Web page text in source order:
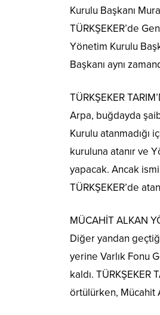
Kurulu Başkanı
TÜRKŞEKER’de
Yönetim Kurulu
Başkanı aynı
TÜRKŞEKER
Arpa, buğdayda
Kurulu atanmadığı
kuruluna atanır ve
yapacak. Ancak
TÜRKŞEKER’de
MÜCAHİT ALKAN
Diğer yandan
yerine Varlık Fonu
kaldı. TÜRKŞEKER
örtülürken, Mücahit